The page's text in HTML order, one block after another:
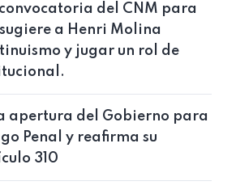
del CNM para
a Henri Molina
y jugar un rol de
apertura del Gobierno para
Penal y reafirma su
310